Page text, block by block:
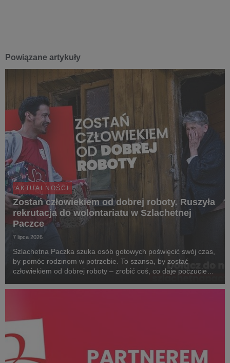
Powiązane artykuły
AKTUALNOŚCI
Zostań człowiekiem od dobrej roboty. Ruszyła
rekrutacja do wolontariatu w Szlachetnej
Paczce
7 lipca 2026
Szlachetna Paczka szuka osób gotowych poświęcić swój czas,
by pomóc rodzinom w potrzebie. To szansa, by zostać
człowiekiem od dobrej roboty – zrobić coś, co daje poczucie
potrzebujących. Dołącz do Paczki na www.s...